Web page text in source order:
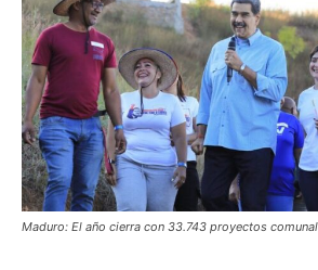
Maduro: El año cierra con 33.743 proyectos